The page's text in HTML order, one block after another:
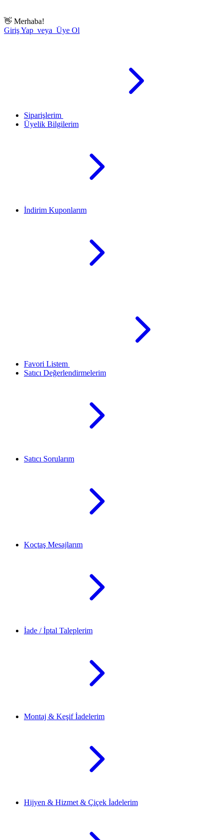
👋 Merhaba!
Giriş Yap veya Üye Ol
Siparişlerim
Üyelik Bilgilerim
İndirim Kuponlarım
Favori Listem
Satıcı Değerlendirmelerim
Satıcı Sorularım
Koçtaş Mesajlarım
İade / İptal Taleplerim
Montaj & Keşif İadelerim
Hijyen & Hizmet & Çiçek İadelerim